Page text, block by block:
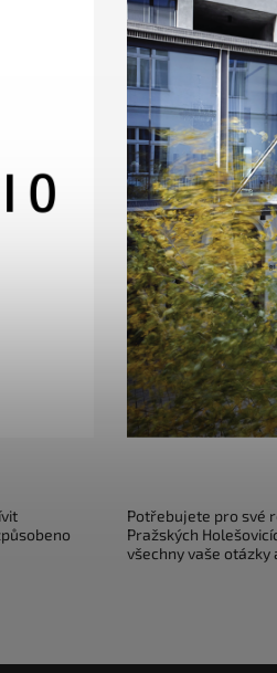
Potřebujete pro své
Pražských
všechny vaše otázky